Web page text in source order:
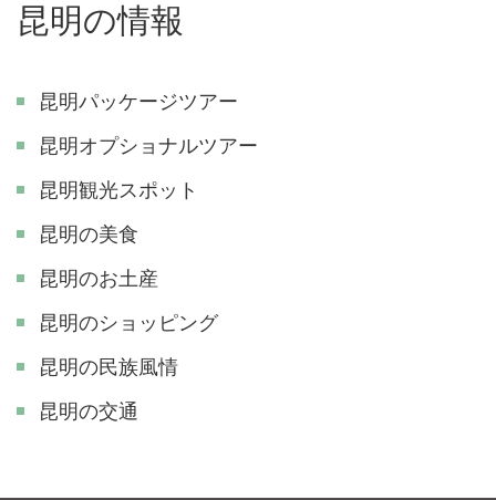
昆明の情報
昆明パッケージツアー
昆明オプショナルツアー
昆明観光スポット
昆明の美食
昆明のお土産
昆明のショッピング
昆明の民族風情
昆明の交通